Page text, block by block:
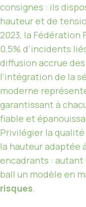
consignes : ils
hauteur et de
2023, la Fédération
0,5% d’incidents
diffusion accrue
l’intégration de la
moderne
garantissant à
fiable et
Privilégier la
la hauteur adaptée
encadrants :
ball un modèle en
risques.